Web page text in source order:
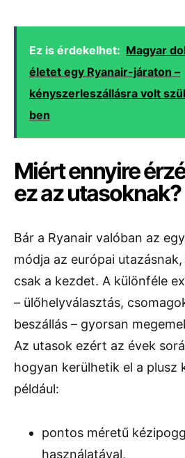
Ez is érdekelhet: Magyar
életet egy Ryanair-járaton –
kényszerleszállásra volt
ben
Miért ennyire
ez az utasoknak?
Bár a Ryanair valóban az
módja az európai
csak a kezdet. A különféle
– ülőhelyválasztás,
beszállás – gyorsan
Az utasok ezért az évek
hogyan kerülhetik el a plusz
például:
pontos méretű
használatával,